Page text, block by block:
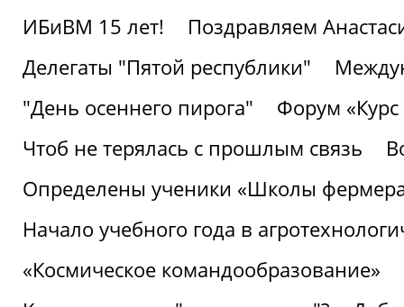
ИБиВМ 15 лет!
Поздравляем
Делегаты "Пятой республики"
"День осеннего пирога"
Форум «Курс
Чтоб не терялась с прошлым связь
Определены ученики «Школы
Начало учебного года в
«Космическое командообразование»